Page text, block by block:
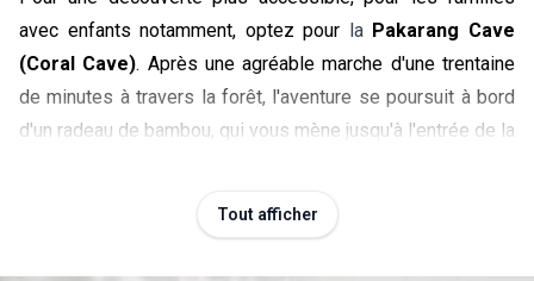
avec enfants notamment, optez pour laPakarang Cave
(Coral Cave). Après une agréable marche d'une trentaine
de minutes à travers la forêt, l'aventure se poursuit à bord
d'un radeau de bambou, qui vous mène jusqu'à l'entrée de la
lampe, d'admirer ses impressionnantes stalactites ainsi
Tout afficher